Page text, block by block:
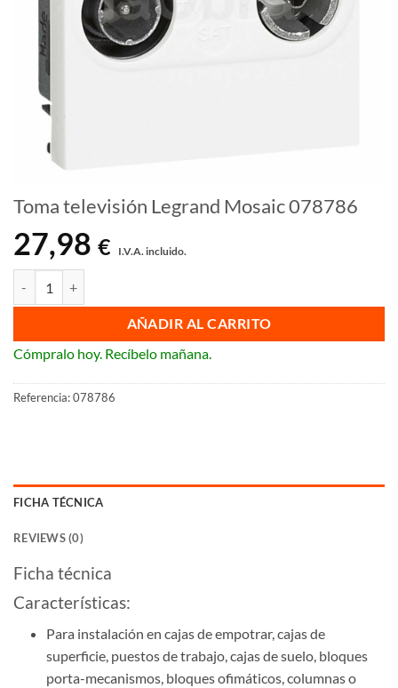
Toma televisión Legrand Mosaic 078786
27,98 € I.V.A. incluido.
AÑADIR AL CARRITO
Cómpralo hoy. Recíbelo mañana.
Referencia:078786
FICHA TÉCNICA
REVIEWS (0)
Ficha técnica
Características:
Para instalación en cajas de empotrar, cajas de
superficie, puestos de trabajo, cajas de suelo, bloques
porta-mecanismos, bloques ofimáticos, columnas o